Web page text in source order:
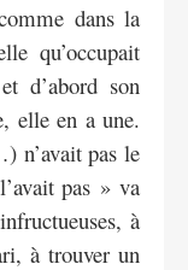
dans la
qu’occupait
d’abord son
elle en a une.
n’avait pas le
pas » va
à
à trouver un